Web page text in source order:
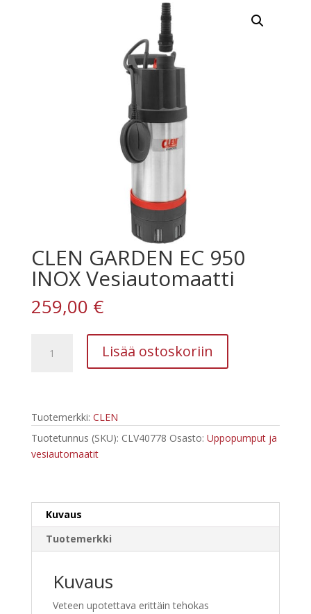
CLEN GARDEN EC 950
INOX Vesiautomaatti
259,00 €
GARDEN
Vesiautomaatti
määrä
Lisää ostoskoriin
Tuotemerkki: CLEN
Tuotetunnus (SKU): CLV40778 Osasto: Uppopumput ja
vesiautomaatit
Kuvaus
Tuotemerkki
Kuvaus
Veteen upotettava erittäin tehokas